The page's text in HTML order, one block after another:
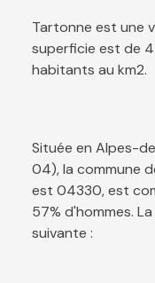
Tartonne est une
superficie est de
habitants au km2.
Située en Alpes-
04), la commune
est 04330, est
57% d'hommes.
suivante :